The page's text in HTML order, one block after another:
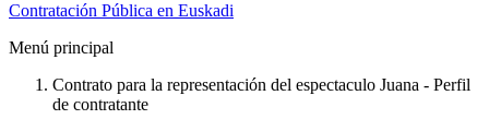
Contratación Pública en Euskadi
Menú principal
Contrato para la representación del espectaculo Juana - Perfil
de contratante